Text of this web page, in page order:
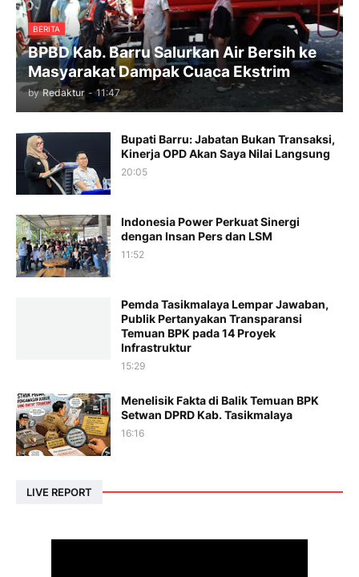
BERITA
BPBD Kab. Barru Salurkan Air Bersih ke
Masyarakat Dampak Cuaca Ekstrim
by Redaktur - 11:47
Bupati Barru: Jabatan Bukan Transaksi,
Kinerja OPD Akan Saya Nilai Langsung
20:05
Indonesia Power Perkuat Sinergi
dengan Insan Pers dan LSM
11:52
Pemda Tasikmalaya Lempar Jawaban,
Publik Pertanyakan Transparansi
Temuan BPK pada 14 Proyek
Infrastruktur
15:29
Menelisik Fakta di Balik Temuan BPK
Setwan DPRD Kab. Tasikmalaya
16:16
LIVE REPORT